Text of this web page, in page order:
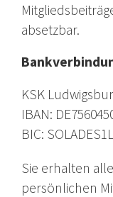
absetzbar.
KSK
IBAN:
BIC:
Sie erhalten
persönlichen